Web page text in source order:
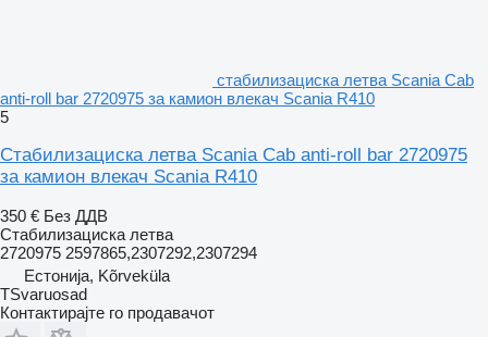
стабилизациска летва Scania Cab
anti-roll bar 2720975 за камион влекач Scania R410
5
Стабилизациска летва Scania Cab anti-roll bar 2720975
за камион влекач Scania R410
350 € Без ДДВ
Стабилизациска летва
2720975 2597865,2307292,2307294
Естонија, Kõrveküla
TSvaruosad
Контактирајте го продавачот